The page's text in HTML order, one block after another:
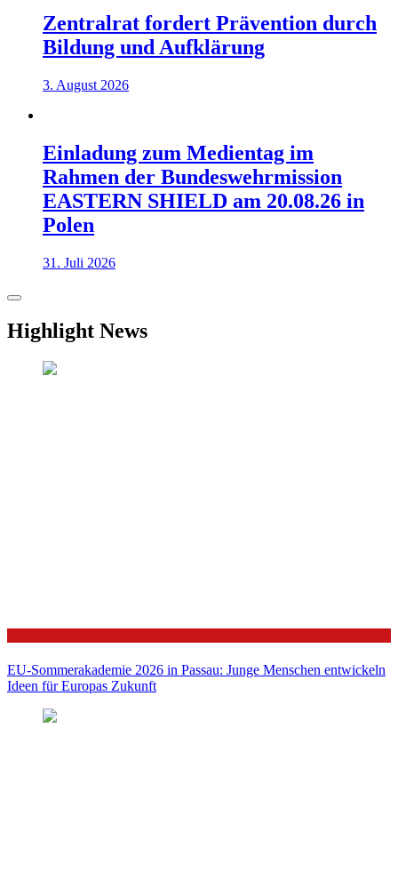
Zentralrat fordert Prävention durch
Bildung und Aufklärung
3. August 2026
Einladung zum Medientag im
Rahmen der Bundeswehrmission
EASTERN SHIELD am 20.08.26 in
Polen
31. Juli 2026
Highlight News
EU-Sommerakademie 2026 in Passau: Junge Menschen entwickeln
Ideen für Europas Zukunft